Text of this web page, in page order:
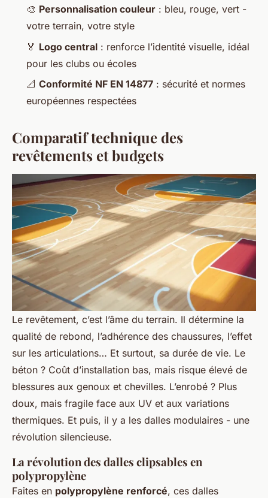
🎨 Personnalisation couleur : bleu, rouge, vert -
votre terrain, votre style
🏅 Logo central : renforce l’identité visuelle, idéal
pour les clubs ou écoles
📐 Conformité NF EN 14877 : sécurité et normes
européennes respectées
Comparatif technique des
revêtements et budgets
Le revêtement, c’est l’âme du terrain. Il détermine la
qualité de rebond, l’adhérence des chaussures, l’effet
sur les articulations… Et surtout, sa durée de vie. Le
béton ? Coût d’installation bas, mais risque élevé de
blessures aux genoux et chevilles. L’enrobé ? Plus
doux, mais fragile face aux UV et aux variations
thermiques. Et puis, il y a les dalles modulaires - une
révolution silencieuse.
La révolution des dalles clipsables en
polypropylène
Faites en polypropylène renforcé, ces dalles